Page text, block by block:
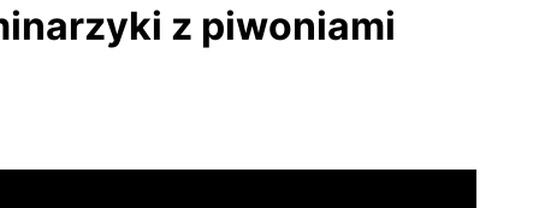
z piwoniami